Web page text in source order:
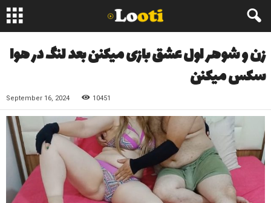
زن و شوهر اول عشق بازی میکنن بعد لنگ در هوا
سکس میکنن
September 16, 2024 10451